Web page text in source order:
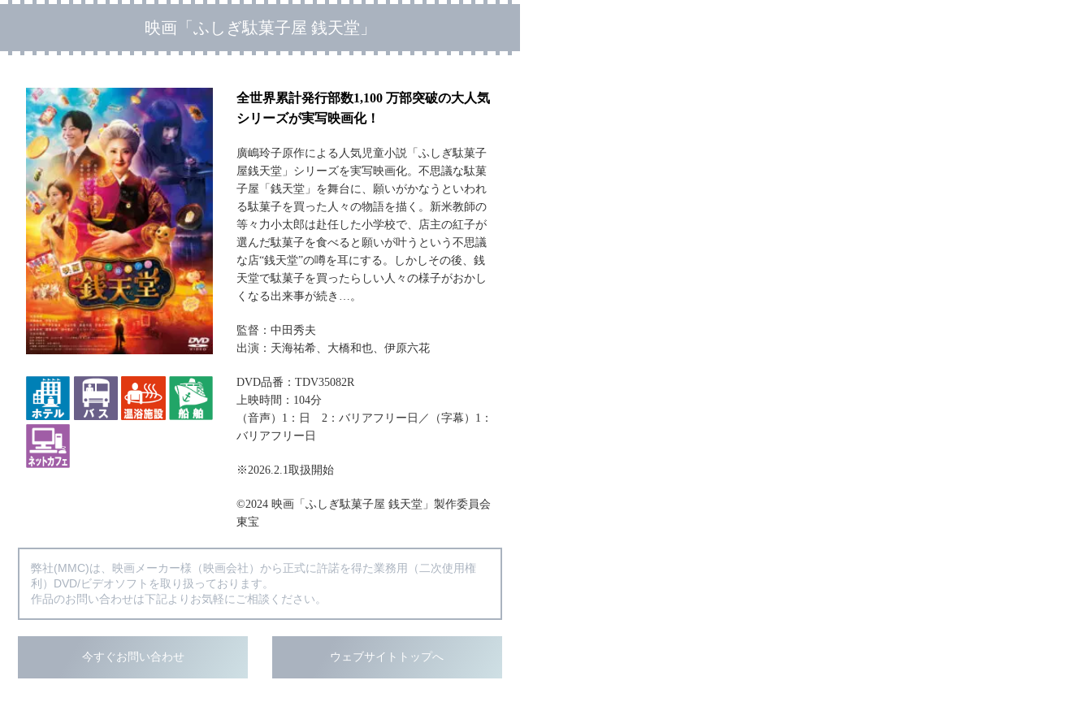
映画「ふしぎ駄菓子屋 銭天堂」
全世界累計発行部数1,100 万部突破の大人気
シリーズが実写映画化！
廣嶋玲子原作による人気児童小説「ふしぎ駄菓子
屋銭天堂」シリーズを実写映画化。不思議な駄菓
子屋「銭天堂」を舞台に、願いがかなうといわれ
る駄菓子を買った人々の物語を描く。新米教師の
等々力小太郎は赴任した小学校で、店主の紅子が
選んだ駄菓子を食べると願いが叶うという不思議
な店“銭天堂”の噂を耳にする。しかしその後、銭
天堂で駄菓子を買ったらしい人々の様子がおかし
くなる出来事が続き…。
監督：中田秀夫
出演：天海祐希、大橋和也、伊原六花
DVD品番：TDV35082R
上映時間：104分
（音声）1：日 2：バリアフリー日／（字幕）1：
バリアフリー日
※2026.2.1取扱開始
©2024 映画「ふしぎ駄菓子屋 銭天堂」製作委員会
東宝
弊社(MMC)は、映画メーカー様（映画会社）から正式に許諾を得た業務用（二次使用権
利）DVD/ビデオソフトを取り扱っております。
作品のお問い合わせは下記よりお気軽にご相談ください。
今すぐお問い合わせ ウェブサイトトップへ